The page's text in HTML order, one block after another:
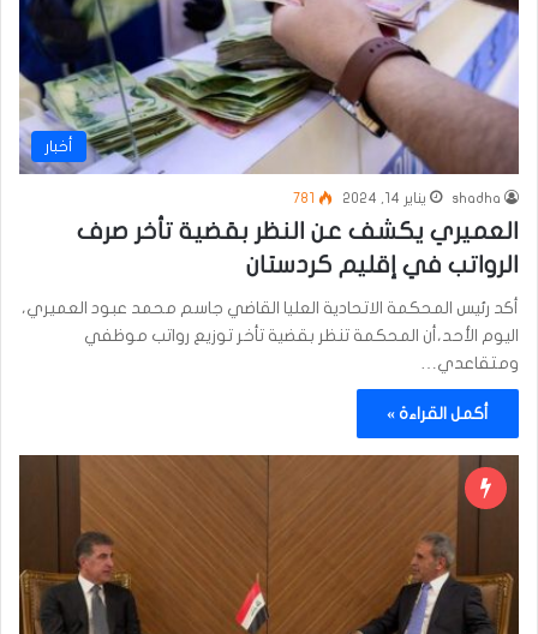
أخبار
shadha يناير 14, 2024 781
العميري يكشف عن النظر بقضية تأخر صرف
الرواتب في إقليم كردستان
أكد رئيس المحكمة الاتحادية العليا القاضي جاسم محمد عبود العميري،
اليوم الأحد،أن المحكمة تنظر بقضية تأخر توزيع رواتب موظفي
ومتقاعدي…
أكمل القراءة »